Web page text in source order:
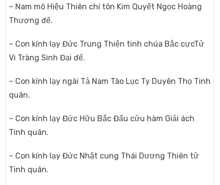
– Nam mô Hiệu Thiên chí tôn Kim Quyết Ngọc Hoàng
Thượng đế.
– Con kính lạy Đức Trung Thiện tinh chúa Bắc cựcTử
Vi Tràng Sinh Đại đế.
– Con kính lạy ngài Tả Nam Tào Lục Ty Duyên Thọ Tinh
quân.
– Con kính lạy Đức Hữu Bắc Đẩu cửu hàm Giải ách
Tinh quân.
– Con kính lạy Đức Nhật cung Thái Dương Thiên tử
Tinh quân.